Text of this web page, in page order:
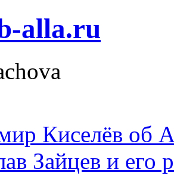
alla.ru
Киселёв об
Зайцев и его